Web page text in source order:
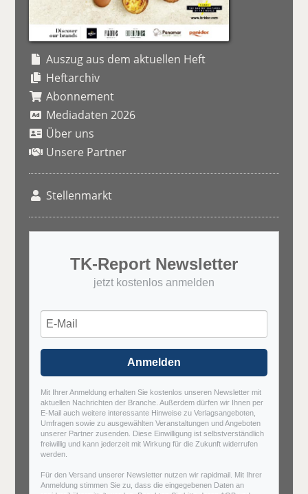
Auszug aus dem aktuellen Heft
Heftarchiv
Abonnement
Mediadaten 2026
Über uns
Unsere Partner
Stellenmarkt
TK-Report Newsletter
jetzt kostenlos anmelden
Anmelden
Mit Ihrer Anmeldung erhalten Sie kostenlos unseren Newsletter mit
aktuellen Nachrichten der Branche. Außerdem dürfen wir Ihnen per
E-Mail auch weitere interessante Hinweise zu Verlagsangeboten,
Umfragen sowie zu ausgewählten Veranstaltungen und Angeboten
unserer Partner zusenden. Diese Einwilligung ist selbstverständlich
freiwillig und kann jederzeit mit Wirkung für die Zukunft widerrufen
werden.
Für den Versand unserer Newsletter nutzen wir rapidmail. Mit Ihrer
Anmeldung stimmen Sie zu, dass die eingegebenen Daten an